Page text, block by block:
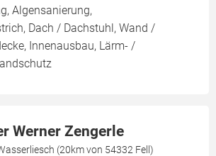
Algensanierung,
Dach / Dachstuhl, Wand /
Innenausbau, Lärm- /
Werner Zengerle
(20km von 54332 Fell)